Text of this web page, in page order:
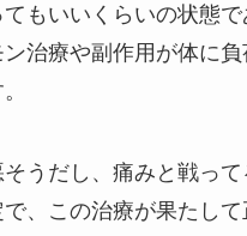
もいいくらいの状態
治療や副作用が体に負
うだし、痛みと戦っ
、この治療が果たし